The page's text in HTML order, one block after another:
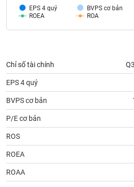
EPS 4 quý BVPS cơ bản
ROEA
ROA
Chỉ số tài chính
EPS 4 quý
BVPS cơ bản
P/E cơ bản
ROS
ROEA
ROAA